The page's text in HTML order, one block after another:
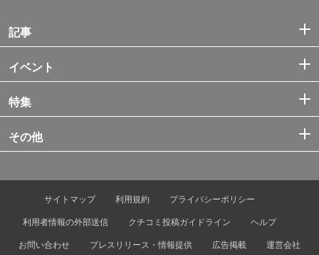
記事
イベント
特集
その他
サイトマップ 利用規約
プライバシーポリシー
利用者情報の外部送信
クチコミ投稿ガイドライン
ヘルプ
お問い合わせ
プレスリリース・情報提供 広告掲載 運営会社